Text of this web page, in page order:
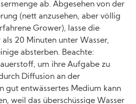
ab. Abgesehen von der
(nett anzusehen, aber völlig
Grower), lasse die
20 Minuten unter Wasser,
absterben. Beachte:
um ihre Aufgabe zu
Diffusion an der
gut entwässertes Medium kann
weil das überschüssige Wasser